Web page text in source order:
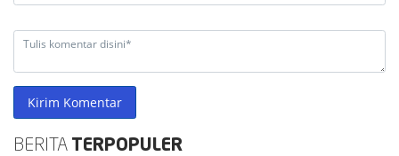
Kirim Komentar
BERITA TERPOPULER